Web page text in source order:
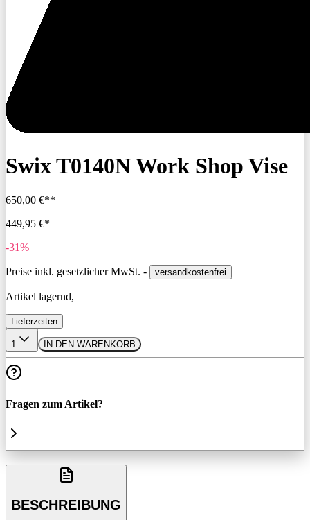
Swix T0140N Work Shop Vise
650,00 €**
449,95 €*
-31%
Preise inkl. gesetzlicher MwSt. - versandkostenfrei
Artikel lagernd,
Lieferzeiten
1 IN DEN WARENKORB
Fragen zum Artikel?
BESCHREIBUNG